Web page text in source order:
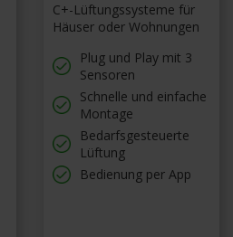
C+-Lüftungssysteme für
Häuser oder Wohnungen
Plug und Play mit 3
Sensoren
Schnelle und einfache
Montage
Bedarfsgesteuerte
Lüftung
Bedienung per App